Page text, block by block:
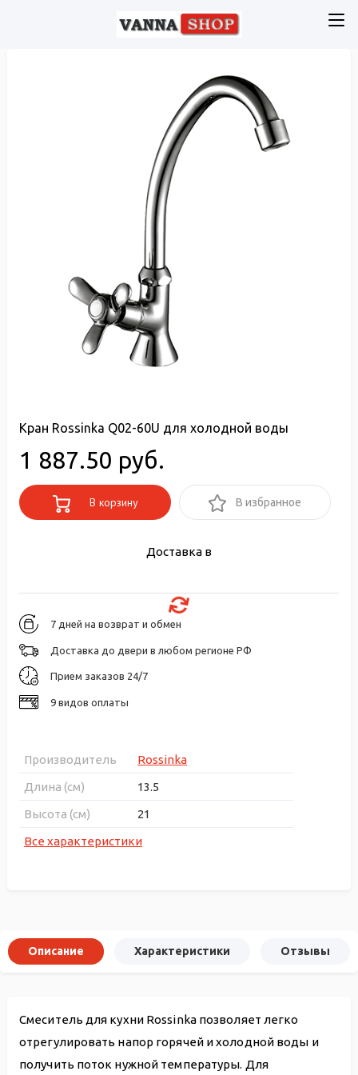
Кран Rossinka Q02-60U для холодной воды
1 887.50 руб.
В корзину В избранное
Доставка в
7 дней на возврат и обмен
Доставка до двери в любом регионе РФ
Прием заказов 24/7
9 видов оплаты
Производитель
Rossinka
Длина (см)
13.5
Высота (см)
21
Все характеристики
Описание Характеристики Отзывы
Смеситель для кухни Rossinka позволяет легко
отрегулировать напор горячей и холодной воды и
получить поток нужной температуры. Для